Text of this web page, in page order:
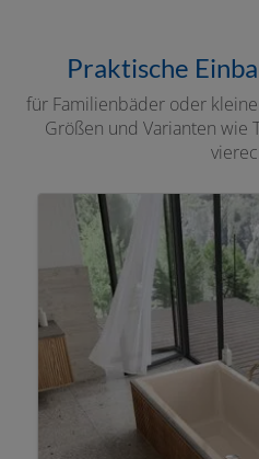
Praktische
für Familienbäder oder
Größen und Varianten wie